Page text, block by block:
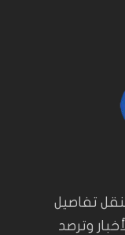
تفاصيل
وترصد